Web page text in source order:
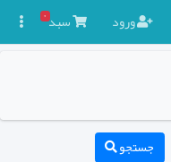
ورود سبد۰
جستجو